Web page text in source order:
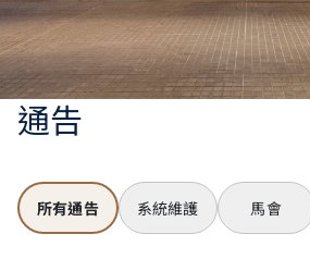
通告
所有通告 系統維護 馬會